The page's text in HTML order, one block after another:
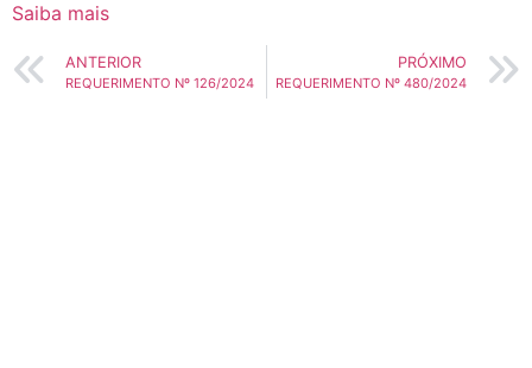
Saiba mais
ANTERIOR
REQUERIMENTO Nº 126/2024
PRÓXIMO
REQUERIMENTO Nº 480/2024